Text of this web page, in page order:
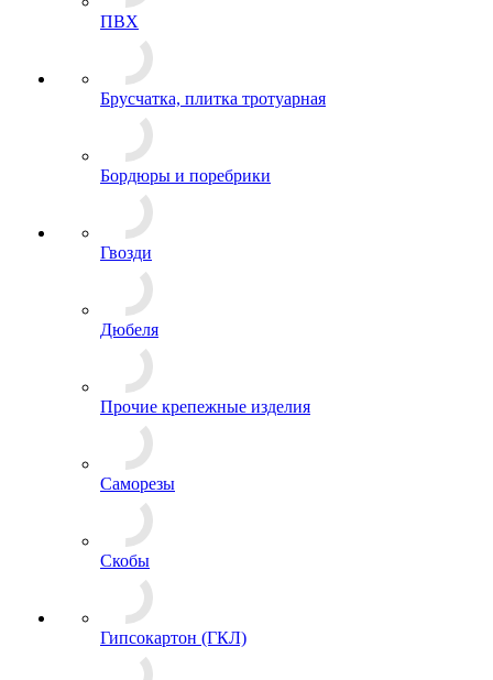
ПВХ
Брусчатка, плитка тротуарная
Бордюры и поребрики
Гвозди
Дюбеля
Прочие крепежные изделия
Саморезы
Скобы
Гипсокартон (ГКЛ)